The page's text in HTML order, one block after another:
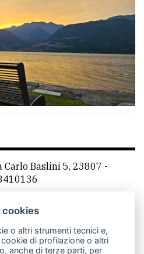
Carlo Baslini 5, 23807 -
CasateOnline
RSS
cookies
o altri strumenti tecnici e,
di profilazione o altri
anche di terze parti, per